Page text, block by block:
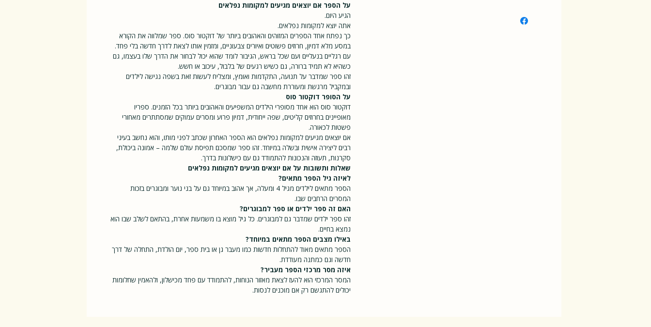
על הספר אם יוצאים מגיעים למקומות נפלאים
הגיע היום.
אתה יוצא למקומות נפלאים.
כך נפתח אחד הספרים המזוהים והאהובים ביותר של דוקטור סוס. ספר שמלווה את הקורא
במסע מלא דמיון, חרוזים פשוטים ואיורים צבעוניים, ומזמין אותו לצאת לדרך חדשה בלי פחד.
עם רגליים בנעליים ועם שכל בראש, הגיבור לומד שהוא יכול לבחור את הדרך שלו בעצמו, גם
כשהיא לא תמיד ברורה, גם כשיש רגעים של בלבול, עיכוב או חשש.
זהו ספר שמדבר על תנועה, התקדמות ואומץ, ומצליח לעשות זאת בשפה נגישה לילדים
ובמקביל מרגשת ומעוררת מחשבה גם עבור מבוגרים.
על הסופר דוקטור סוס
דוקטור סוס הוא אחד מסופרי הילדים המשפיעים והאהובים ביותר בכל הזמנים. ספריו
מאופיינים בחרוזים קליטים, שפה ייחודית, דמיון פרוע ומסרים עמוקים שמסתתרים מאחורי
פשטות לכאורה.
אם יוצאים מגיעים למקומות נפלאים הוא הספר האחרון שכתב לפני מותו, והוא נחשב בעיני
רבים ליצירה אישית ובשלה במיוחד. זהו ספר שמסכם תפיסת עולם שלמה – אמונה ביכולת,
סקרנות, תעוזה והנכונות להתמודד גם עם כישלונות בדרך.
שאלות ותשובות על אם יוצאים מגיעים למקומות נפלאים
לאיזה גיל הספר מתאים?
הספר מתאים לילדים מגיל 4 ומעלה, אך אהוב במיוחד גם על בני נוער ומבוגרים בזכות
המסרים הרחבים שבו.
האם זה ספר ילדים או ספר למבוגרים?
זהו ספר ילדים שמדבר גם למבוגרים. כל גיל מוצא בו משמעות אחרת, בהתאם לשלב שבו הוא
נמצא בחיים.
באילו מצבים הספר מתאים במיוחד?
הספר מתאים מאוד להתחלות חדשות כמו מעבר גן או בית ספר, יום הולדת, התחלה של דרך
חדשה וגם כמתנה מעודדת.
איזה מסר מרכזי הספר מעביר?
המסר המרכזי הוא להעז לצאת מאזור הנוחות, להתמודד עם פחד מכישלון, ולהאמין שחלומות
יכולים להתגשם רק אם מוכנים לנסות.